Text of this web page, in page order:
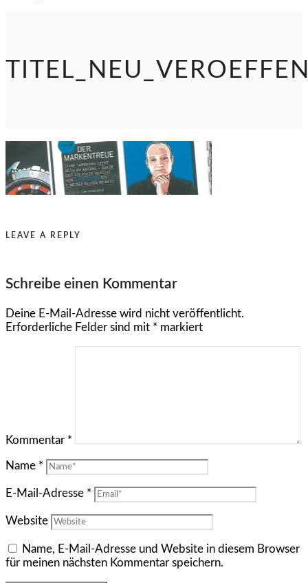
LEAVE A REPLY
Schreibe einen Kommentar
Deine E-Mail-Adresse wird nicht veröffentlicht.
Erforderliche Felder sind mit * markiert
Kommentar *
Name *
E-Mail-Adresse *
Website
Name, E-Mail-Adresse und Website in diesem Browser
für meinen nächsten Kommentar speichern.